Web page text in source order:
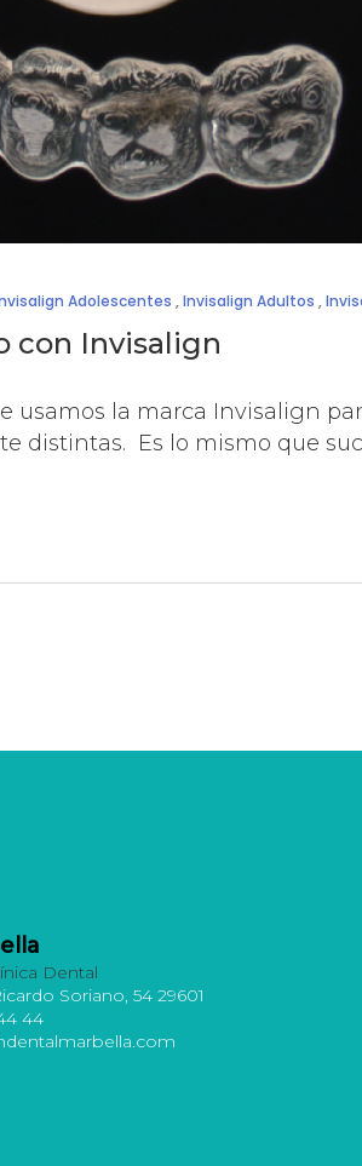
Adolescentes ,Invisalign Adultos ,
con Invisalign
usamos la marca Invisalign
distintas. Es lo mismo que
Dental
Soriano, 54 29601
44